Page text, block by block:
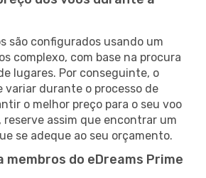
são configurados usando um
complexo, com base na procura
lugares. Por conseguinte, o
variar durante o processo de
o melhor preço para o seu voo
reserve assim que encontrar um
se adeque ao seu orçamento.
membros do eDreams Prime